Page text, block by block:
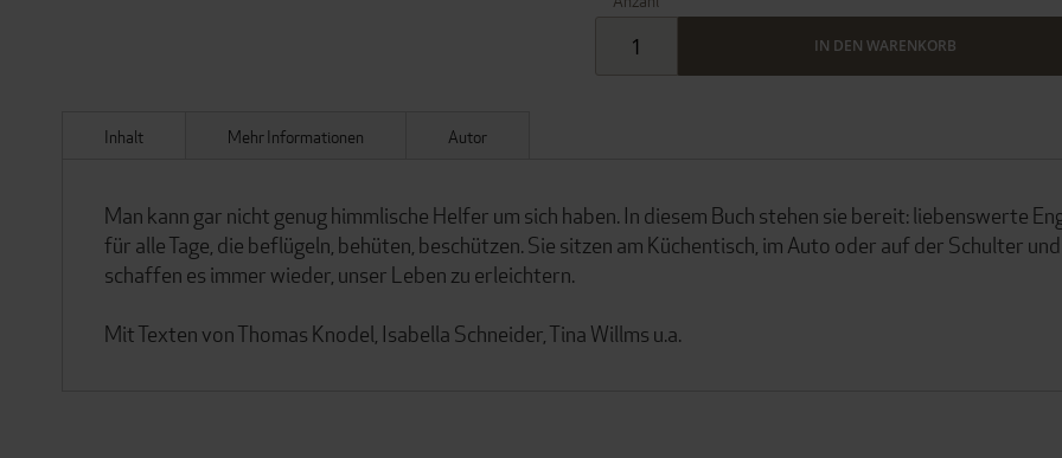
IN DEN WARENKORB
Inhalt
Man kann gar nicht genug himmlische Helfer um sich haben. In diesem Buch stehen sie bereit: liebenswerte
für alle Tage, die beflügeln, behüten, beschützen. Sie sitzen am Küchentisch, im Auto oder auf der Schulter und
schaffen es immer wieder, unser Leben zu erleichtern.
Mit Texten von Thomas Knodel, Isabella Schneider, Tina Willms u.a.
Mehr Informationen Autor